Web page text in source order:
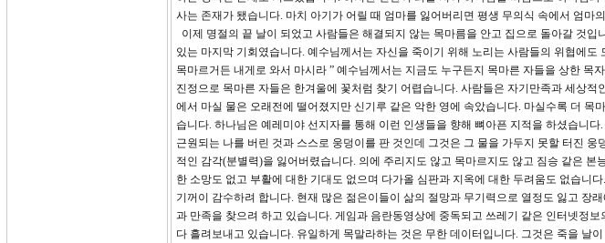
사는 존재가 됐습니다. 마치 아기가 어릴 때 엄마를 잃어버리면 평생 무의식 속에서 엄마
이제 명절의 끝 날이 되었고 사람들은 해결되지 않는 목마름을 안고 집으로 돌아갈 것
있는 마지막 기회였습니다. 예수님께서는 자신을 죽이기 위해 노리는 사람들의 위협에도
목마르거든 내게로 와서 마시라 ” 예수님께서는 지금도 누구든지 목마른 자들을 상한 목
진정으로 목마른 자들은 한겨울에 꽃처럼 찾기 어렵습니다. 사람들은 자기만족과 세상
에서 마실 물은 오래전에 떨어졌지만 신기루 같은 악한 영에 속았습니다. 마실수록 더 목
습니다. 하나님은 예레미야 선지자를 통해 이런 인생들을 향해 뼈아픈 지적을 하셨습니
근원되는 나를 버린 것과 스스로 웅덩이를 판 것인데 그것은 그 물을 가두지 못할 터진 웅
적인 감각(분별력)을 잃어버렸습니다. 의에 주리지도 않고 목마르지도 않고 짐승 같은 본
한 소망도 없고 부활에 대한 기대도 없으며 다가올 심판과 지옥에 대한 두려움도 없습니
기꺼이 감수하려 합니다. 현재 많은 젊은이들이 삶의 절망과 무기력으로 열정도 잃고 장
과 만족을 찾으려 하고 있습니다. 게임과 음란동영상에 중독되고 쓰레기 같은 인터넷정
다 흘려보내고 있습니다. 유일하게 목말라하는 것은 무한 데이터입니다. 그것은 죽을 날